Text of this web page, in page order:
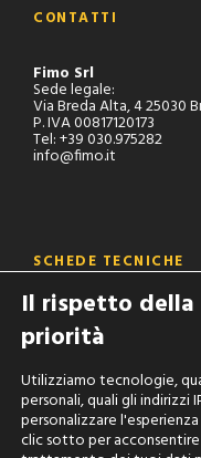
CONTATTI
Fimo Srl
Sede legale:
Via Breda Alta, 4 25030
P. IVA 00817120173
Tel: +39 030.975282
info@fimo.it
SCHEDE TECNICHE
Sei un operatore del
tutte le schede
AREA RISERVATA
Il rispetto
priorità
Utilizziamo tecnologie,
personali, quali gli
personalizzare
clic sotto per